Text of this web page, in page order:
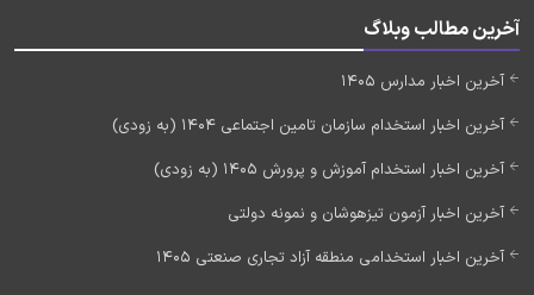
آخرین مطالب وبلاگ
آخرین اخبار مدارس 1405
آخرین اخبار استخدام سازمان تامین اجتماعی 1404 (به زودی)
آخرین اخبار استخدام آموزش و پرورش 1405 (به زودی)
آخرین اخبار آزمون تیزهوشان و نمونه دولتی
آخرین اخبار استخدامی منطقه آزاد تجاری صنعتی 1405